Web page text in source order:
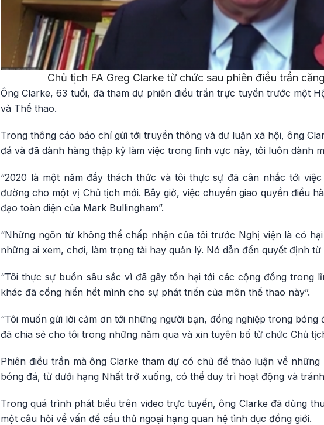
Chủ tịch FA Greg Clarke từ chức sau phiên điều trần
Ông Clarke, 63 tuổi, đã tham dự phiên điều trần trực tuyến trước một
và Thể thao.
Trong thông cáo báo chí gửi tới truyền thông và dư luận xã hội, ông
đá và đã dành hàng thập kỷ làm việc trong lĩnh vực này, tôi luôn dành
“2020 là một năm đầy thách thức và tôi thực sự đã cân nhắc tới
đường cho một vị Chủ tịch mới. Bây giờ, việc chuyển giao quyền điều
đạo toàn diện của Mark Bullingham”.
“Những ngôn từ không thể chấp nhận của tôi trước Nghị viện là có
những ai xem, chơi, làm trọng tài hay quản lý. Nó dẫn đến quyết định từ
“Tôi thực sự buồn sâu sắc vì đã gây tổn hại tới các cộng đồng trong
khác đã cống hiến hết mình cho sự phát triển của môn thể thao này”.
“Tôi muốn gửi lời cảm ơn tới những người bạn, đồng nghiệp trong
đã chia sẻ cho tôi trong những năm qua và xin tuyên bố từ chức Chủ
Phiên điều trần mà ông Clarke tham dự có chủ đề thảo luận về
bóng đá, từ dưới hạng Nhất trở xuống, có thể duy trì hoạt động và
Trong quá trình phát biểu trên video trực tuyến, ông Clarke đã dùng
một câu hỏi về vấn đề cầu thủ ngoại hạng quan hệ tình dục đồng giới.